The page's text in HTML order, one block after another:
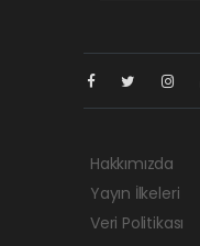
Hakkımızda
Yayın İlkeleri
Veri Politikası